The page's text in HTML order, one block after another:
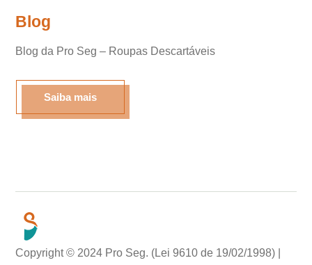
Blog
Blog da Pro Seg – Roupas Descartáveis
Saiba mais
Copyright © 2024 Pro Seg. (Lei 9610 de 19/02/1998) |
Olá, insira seus dados para continuar.
Tecnologia